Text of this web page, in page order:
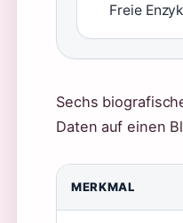
Freie
Sechs
Daten auf einen
MERKMAL